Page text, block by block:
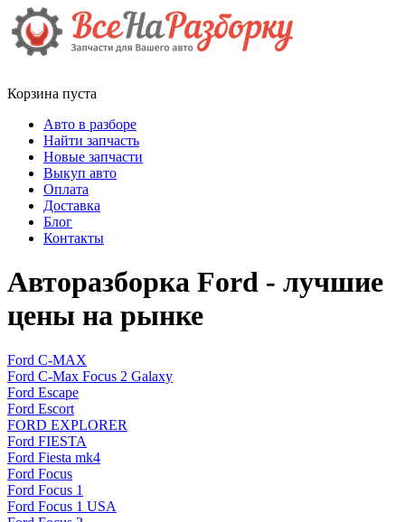
Корзина пуста
Авто в разборе
Найти запчасть
Новые запчасти
Выкуп авто
Оплата
Доставка
Блог
Контакты
Авторазборка Ford - лучшие
цены на рынке
Ford C-MAX
Ford C-Max Focus 2 Galaxy
Ford Escape
Ford Escort
FORD EXPLORER
Ford FIESTA
Ford Fiesta mk4
Ford Focus
Ford Focus 1
Ford Focus 1 USA